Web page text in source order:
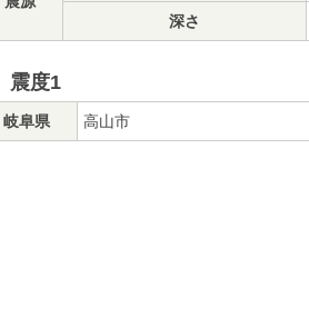
深さ
震度1
岐阜県 高山市